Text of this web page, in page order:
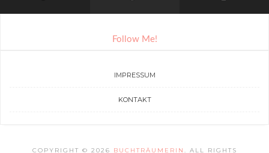
Follow Me!
IMPRESSUM
KONTAKT
COPYRIGHT © 2026 BUCHTRÄUMERIN . ALL RIGHTS